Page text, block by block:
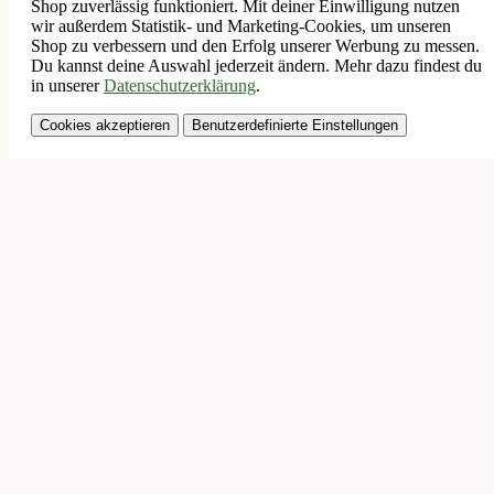
Shop zuverlässig funktioniert. Mit deiner Einwilligung nutzen
wir außerdem Statistik- und Marketing-Cookies, um unseren
Shop zu verbessern und den Erfolg unserer Werbung zu messen.
Du kannst deine Auswahl jederzeit ändern. Mehr dazu findest du
in unsererDatenschutzerklärung.
Cookies akzeptieren Benutzerdefinierte Einstellungen